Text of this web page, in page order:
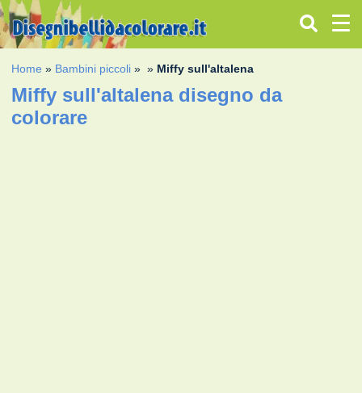
Home » Bambini piccoli » » Miffy sull'altalena
Miffy sull'altalena disegno da
colorare